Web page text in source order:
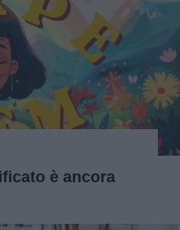
è ancora